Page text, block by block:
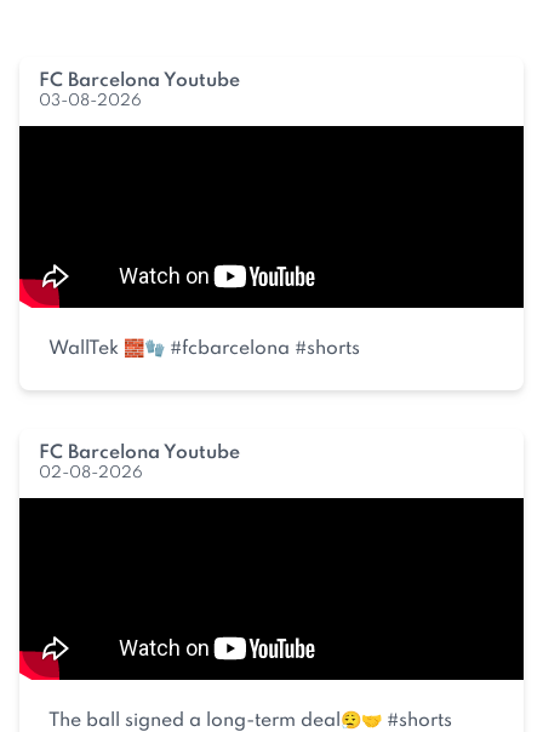
FC Barcelona Youtube
03-08-2026
WallTek 🧱🧤 #fcbarcelona #shorts
FC Barcelona Youtube
02-08-2026
The ball signed a long-term deal😮‍💨🤝 #shorts